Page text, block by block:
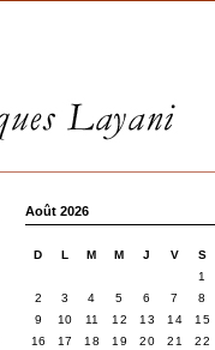
Août 2026
D L M M J V
S
1
2
3 4 5 6 7
8
9
10 11 12 13 14
15
16
17 18 19 20 21
22